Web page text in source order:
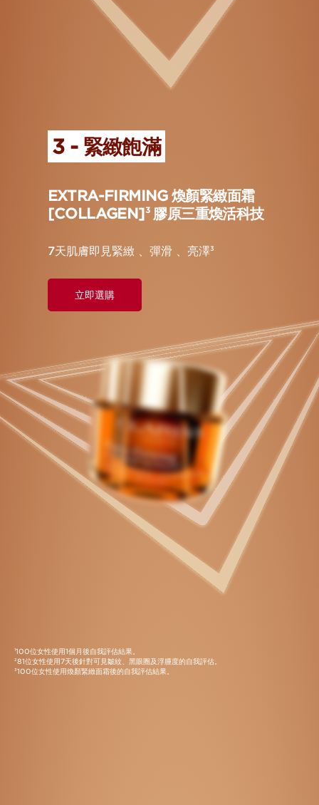
3 - 緊緻飽滿
EXTRA-FIRMING 煥顏緊緻面霜
[COLLAGEN]3膠原三重煥活科技
7天肌膚即見緊緻 、彈滑 、亮澤3
立即選購
1100位女性使用1個月後自我評估結果。
281位女性使用7天後針對可見皺紋、黑眼圈及浮腫度的自我評估。
3100位女性使用煥顏緊緻面霜後的自我評估結果。